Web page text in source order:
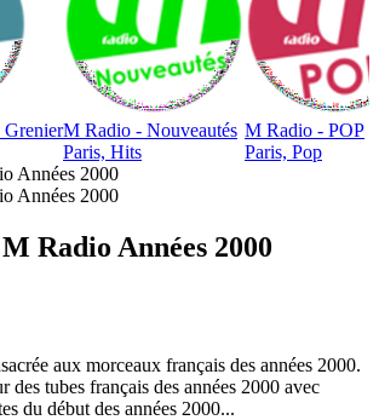
GrenierM Radio - Nouveautés
Paris, Hits
M Radio - POP
Paris, Pop
Années 2000
Années 2000
Radio Années 2000
aux morceaux français des années 2000.
des tubes français des années 2000 avec
du début des années 2000...